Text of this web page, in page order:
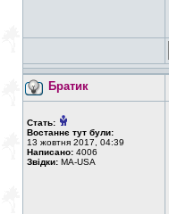
Братик
Стать:
Востаннє тут були:
13 жовтня 2017, 04:39
Написано: 4006
Звідки: MA-USA